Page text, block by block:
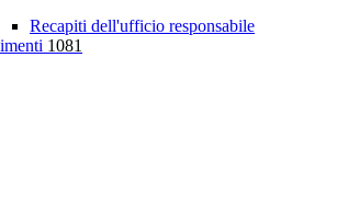
Recapiti dell'ufficio responsabile
1081